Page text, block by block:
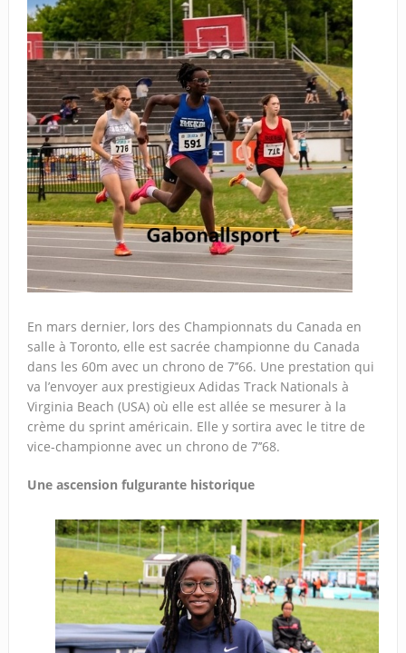
En mars dernier, lors des Championnats du Canada en
salle à Toronto, elle est sacrée championne du Canada
dans les 60m avec un chrono de 7’’66. Une prestation qui
va l’envoyer aux prestigieux Adidas Track Nationals à
Virginia Beach (USA) où elle est allée se mesurer à la
crème du sprint américain. Elle y sortira avec le titre de
vice-championne avec un chrono de 7’’68.
Une ascension fulgurante historique